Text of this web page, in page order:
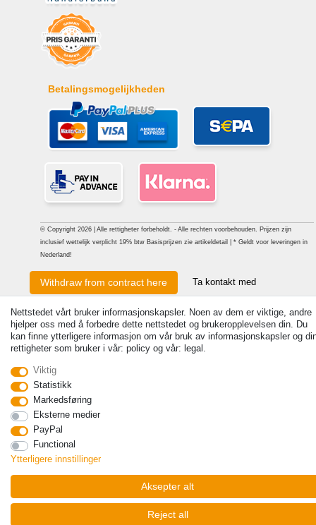
Betalingsmogelijkheden
© Copyright 2026 | Alle rettigheter forbeholdt. - Alle rechten voorbehouden. Prijzen zijn
inclusief wettelijk verplicht 19% btw Basisprijzen zie artikeldetail | * Geldt voor leveringen in
Nederland!
Withdraw from contract here Ta kontakt med
Nettstedet vårt bruker informasjonskapsler. Noen av dem er viktige, andre
hjelper oss med å forbedre dette nettstedet og brukeropplevelsen din. Du
kan finne ytterligere informasjon om vår bruk av informasjonskapsler og
rettigheter som bruker i vår: policy og vår: legal.
Viktig
Statistikk
Markedsføring
Eksterne medier
PayPal
Functional
Ytterligere innstillinger
Aksepter alt
Reject all